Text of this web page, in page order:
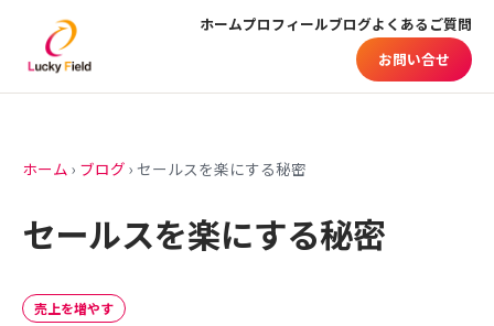
ホームプロフィールブログよくあるご質問
お問い合せ
ホーム › ブログ › セールスを楽にする秘密
セールスを楽にする秘密
売上を増やす